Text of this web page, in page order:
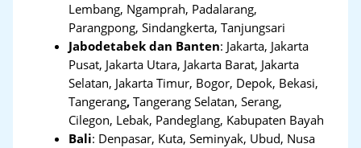
Lembang, Ngamprah, Padalarang,
Parangpong, Sindangkerta, Tanjungsari
Jabodetabek dan Banten: Jakarta, Jakarta
Pusat, Jakarta Utara, Jakarta Barat, Jakarta
Selatan, Jakarta Timur, Bogor, Depok, Bekasi,
Tangerang,Tangerang Selatan, Serang,
Cilegon, Lebak, Pandeglang, Kabupaten Bayah
Bali: Denpasar, Kuta, Seminyak, Ubud, Nusa